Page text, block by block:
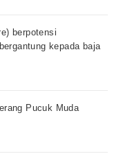
berpotensi
kepada baja
Pucuk Muda